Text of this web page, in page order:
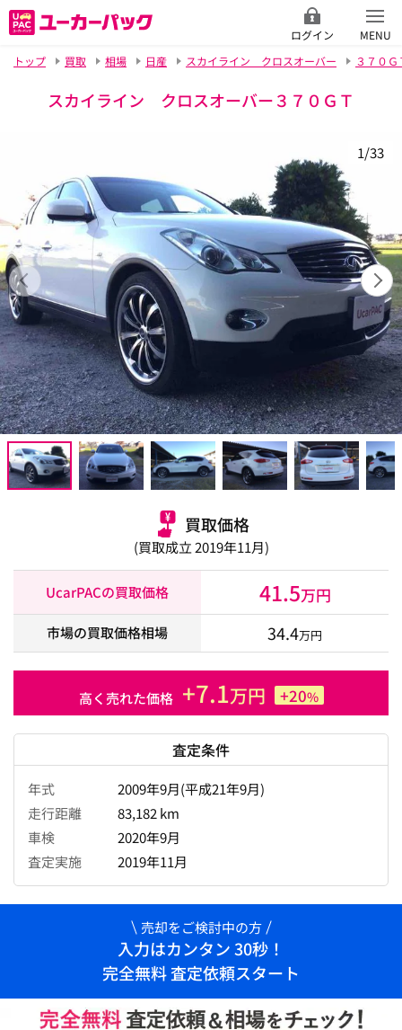
ログイン
MENU
トップ
買取 相場 日産 スカイライン クロスオーバー ３７０Ｇ
スカイライン クロスオーバー３７０ＧＴ
1/33
買取価格
(買取成立 2019年11月)
UcarPACの買取価格 41.5万円
市場の買取価格相場 34.4万円
高く売れた価格 +7.1万円 +20%
査定条件
年式
2009年9月(平成21年9月)
走行距離
83,182 km
車検
2020年9月
査定実施
2019年11月
売却をご検討中の方
入力はカンタン 30秒！
完全無料 査定依頼スタート